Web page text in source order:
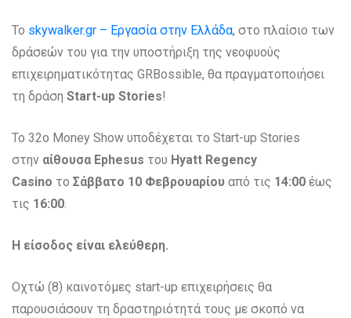
Το skywalker.gr – Εργασία στην Ελλάδα, στο πλαίσιο των
δράσεών του για την υποστήριξη της νεοφυούς
επιχειρηματικότητας GRBossible, θα πραγματοποιήσει
τη δράση Start-up Stories!
To 32o Money Show υποδέχεται το Start-up Stories
στην αίθουσα Ephesus του Hyatt Regency
Casino το Σάββατο 10 Φεβρουαρίου από τις 14:00 έως
τις 16:00.
Η είσοδος είναι ελεύθερη.
Οχτώ (8) καινοτόμες start-up επιχειρήσεις θα
παρουσιάσουν τη δραστηριότητά τους με σκοπό να